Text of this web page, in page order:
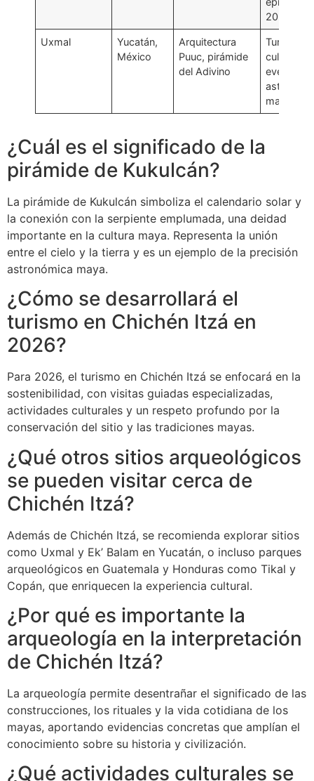
2026
Uxmal
Yucatán,
México
Arquitectura
Puuc, pirámide
del Adivino
Turismo
cultural y
eventos
maya
¿Cuál es el significado de la
pirámide de Kukulcán?
La pirámide de Kukulcán simboliza el calendario solar y
la conexión con la serpiente emplumada, una deidad
importante en la cultura maya. Representa la unión
entre el cielo y la tierra y es un ejemplo de la precisión
astronómica maya.
¿Cómo se desarrollará el
turismo en Chichén Itzá en
2026?
Para 2026, el turismo en Chichén Itzá se enfocará en la
sostenibilidad, con visitas guiadas especializadas,
actividades culturales y un respeto profundo por la
conservación del sitio y las tradiciones mayas.
¿Qué otros sitios arqueológicos
se pueden visitar cerca de
Chichén Itzá?
Además de Chichén Itzá, se recomienda explorar sitios
como Uxmal y Ek’ Balam en Yucatán, o incluso parques
arqueológicos en Guatemala y Honduras como Tikal y
Copán, que enriquecen la experiencia cultural.
¿Por qué es importante la
arqueología en la interpretación
de Chichén Itzá?
La arqueología permite desentrañar el significado de las
construcciones, los rituales y la vida cotidiana de los
mayas, aportando evidencias concretas que amplían el
conocimiento sobre su historia y civilización.
¿Qué actividades culturales se